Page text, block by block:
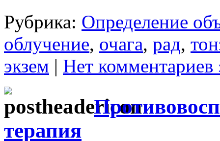
Рубрика: Определение
облучение, очага, рад,
экзем | Нет комментариев
терапия